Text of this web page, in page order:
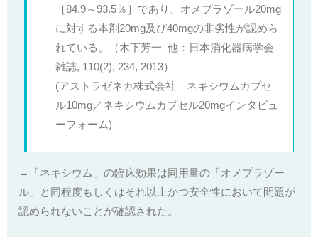
［84.9～93.5％］であり、オメプラゾール20mg
に対する本剤20mg及び40mgの非劣性が認めら
れている。（木下芳一_他：日本消化器病学会
雑誌, 110(2), 234, 2013）
(アストラゼネカ株式会社 ネキシウムカプセ
ル10mg／ネキシウムカプセル20mgインタビュ
ーフォーム)
→「ネキシウム」の臨床効果は同用量の「オメプラゾー
ル」と同程度もしくはそれ以上かつ安全性において問題が
認められないことが確認された。